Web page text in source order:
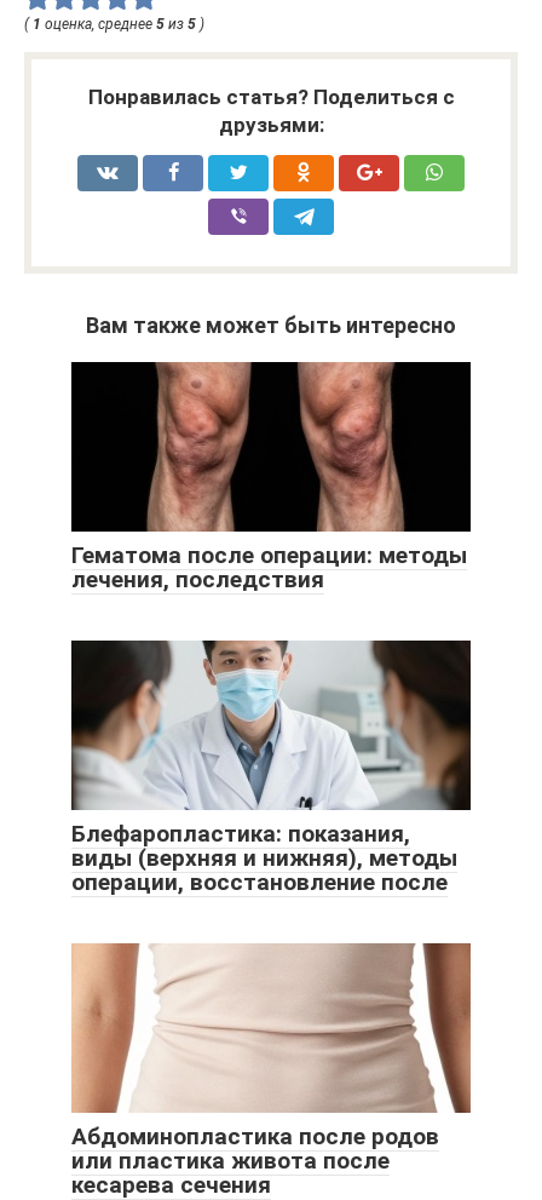
( 1 оценка, среднее 5 из 5 )
Понравилась статья? Поделиться с
друзьями:
Вам также может быть интересно
Гематома после операции: методы
лечения, последствия
Блефаропластика: показания,
виды (верхняя и нижняя), методы
операции, восстановление после
Абдоминопластика после родов
или пластика живота после
кесарева сечения